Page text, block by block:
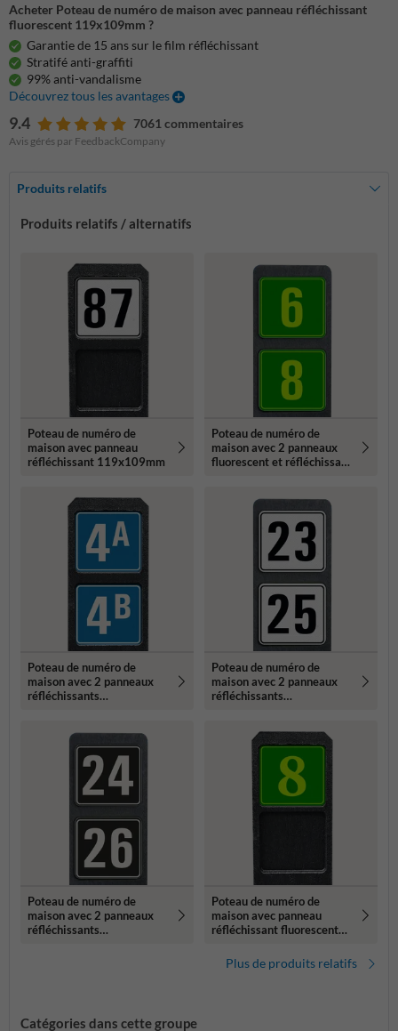
Acheter Poteau de numéro de maison avec panneau réfléchissant
fluorescent 119x109mm ?
Garantie de 15 ans sur le film réfléchissant
Stratifé anti-graffiti
99% anti-vandalisme
Découvrez tous les avantages
9.4 7061 commentaires
Avis gérés par FeedbackCompany
Produits relatifs
Produits relatifs / alternatifs
Poteau de numéro de
maison avec panneau
réfléchissant 119x109mm
Poteau de numéro de
maison avec 2 panneaux
fluorescent et réfléchissant
Poteau de numéro de
maison avec 2 panneaux
réfléchissants
Poteau de numéro de
maison avec 2 panneaux
réfléchissants
Poteau de numéro de
maison avec 2 panneaux
réfléchissants
Poteau de numéro de
maison avec panneau
réfléchissant fluorescent
Plus de produits relatifs
Catégories dans cette groupe